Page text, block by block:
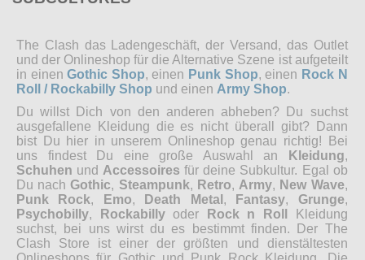
The Clash das Ladengeschäft, der Versand, das Outlet
und der Onlineshop für die Alternative Szene ist aufgeteilt
in einenGothic Shop, einen Punk Shop, einen Rock N
Roll / Rockabilly Shop und einen Army Shop.
Du willst Dich von den anderen abheben? Du suchst
ausgefallene Kleidung die es nicht überall gibt? Dann
bist Du hier in unserem Onlineshop genau richtig! Bei
uns findest Du eine große Auswahl an
Kleidung,
Schuhen und Accessoires für deine Subkultur. Egal ob
Du nach Gothic, Steampunk, Retro, Army, New Wave,
Punk Rock, Emo, Death Metal , Fantasy, Grunge,
Psychobilly, Rockabillyoder Rock n Roll
Kleidung
suchst, bei uns wirst du es bestimmt finden. Der The
Clash Store ist einer der größten und dienstältesten